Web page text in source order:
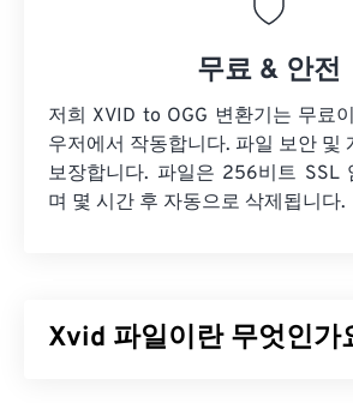
무료 & 안전
저희 XVID to OGG 변환기는 무료
우저에서 작동합니다. 파일 보안 및
보장합니다. 파일은 256비트 SSL
며 몇 시간 후 자동으로 삭제됩니다.
Xvid 파일이란 무엇인가